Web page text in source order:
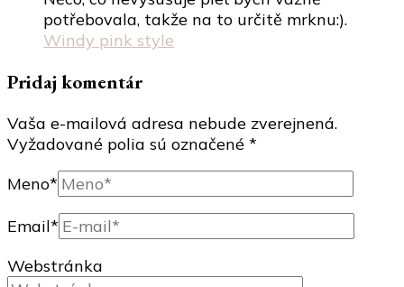
potřebovala, takže na to určitě mrknu:).
Windy pink style
Pridaj komentár
Vaša e-mailová adresa nebude zverejnená.
Vyžadované polia sú označené *
Meno*
Email*
Webstránka